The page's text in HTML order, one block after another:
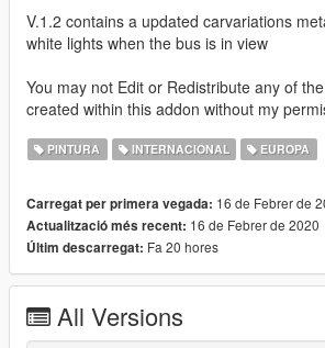
V.1.2 contains a updated carvariations
white lights when the bus is in view
You may not Edit or Redistribute any of
created within this addon without my
PINTURA INTERNACIONAL EUROPA
Carregat per primera vegada: 16 de Febrer de
Actualització més recent: 16 de Febrer de 2020
Últim descarregat: Fa 20 hores
All Versions